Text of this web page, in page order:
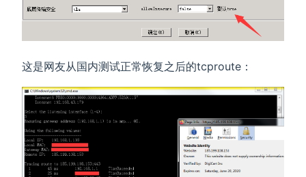
这是网友从国内测试正常恢复之后的tcproute：